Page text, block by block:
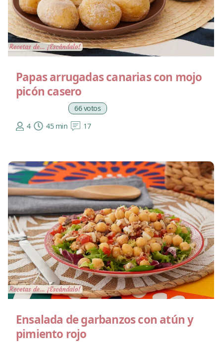
Papas arrugadas canarias con mojo
picón casero
66 votos
4
45 min 17
Ensalada de garbanzos con atún y
pimiento rojo